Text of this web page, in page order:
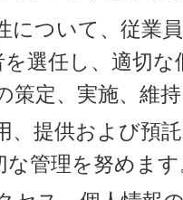
について、従業
を選任し、適切
策定、実施、維
、提供および預
な管理を努めま